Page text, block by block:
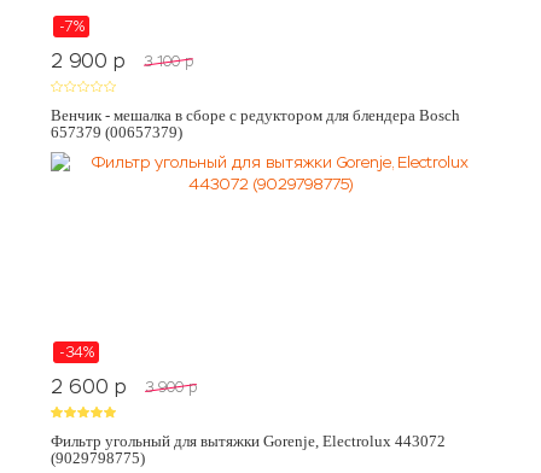
-7%
2 900 p 3 100 p
Венчик - мешалка в сборе с редуктором для блендера Bosch
657379 (00657379)
-34%
2 600 p 3 900 p
Фильтр угольный для вытяжки Gorenje, Electrolux 443072
(9029798775)